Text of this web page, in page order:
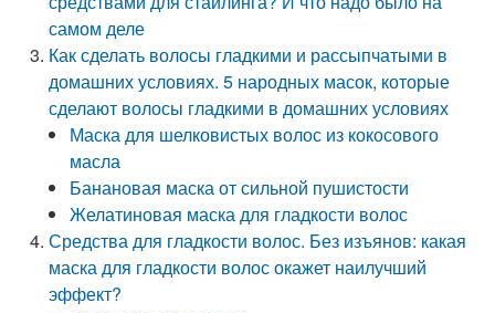
самом деле
Как сделать волосы гладкими и рассыпчатыми в
домашних условиях. 5 народных масок, которые
сделают волосы гладкими в домашних условиях
Маска для шелковистых волос из кокосового
масла
Банановая маска от сильной пушистости
Желатиновая маска для гладкости волос
Средства для гладкости волос. Без изъянов: какая
маска для гладкости волос окажет наилучший
эффект?